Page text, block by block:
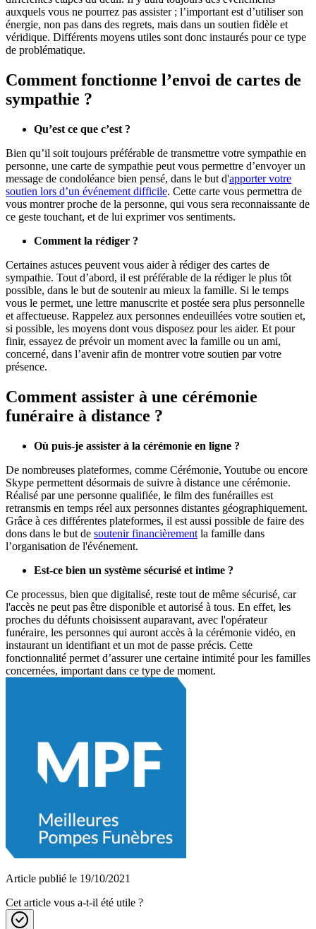
auxquels vous ne pourrez pas assister ; l’important est d’utiliser son
énergie, non pas dans des regrets, mais dans un soutien fidèle et
véridique. Différents moyens utiles sont donc instaurés pour ce type
de problématique.
Comment fonctionne l’envoi de cartes de
sympathie ?
Qu’est ce que c’est ?
Bien qu’il soit toujours préférable de transmettre votre sympathie en
personne, une carte de sympathie peut vous permettre d’envoyer un
message de condoléance bien pensé, dans le but d'apporter votre
soutien lors d’un événement difficile. Cette carte vous permettra de
vous montrer proche de la personne, qui vous sera reconnaissante de
ce geste touchant, et de lui exprimer vos sentiments.
Comment la rédiger ?
Certaines astuces peuvent vous aider à rédiger des cartes de
sympathie. Tout d’abord, il est préférable de la rédiger le plus tôt
possible, dans le but de soutenir au mieux la famille. Si le temps
vous le permet, une lettre manuscrite et postée sera plus personnelle
et affectueuse. Rappelez aux personnes endeuillées votre soutien et,
si possible, les moyens dont vous disposez pour les aider. Et pour
finir, essayez de prévoir un moment avec la famille ou un ami,
concerné, dans l’avenir afin de montrer votre soutien par votre
présence.
Comment assister à une cérémonie
funéraire à distance ?
Où puis-je assister à la cérémonie en ligne ?
De nombreuses plateformes, comme Cérémonie, Youtube ou encore
Skype permettent désormais de suivre à distance une cérémonie.
Réalisé par une personne qualifiée, le film des funérailles est
retransmis en temps réel aux personnes distantes géographiquement.
Grâce à ces différentes plateformes, il est aussi possible de faire des
dons dans le but de soutenir financièrement la famille dans
l’organisation de l'événement.
Est-ce bien un système sécurisé et intime ?
Ce processus, bien que digitalisé, reste tout de même sécurisé, car
l'accès ne peut pas être disponible et autorisé à tous. En effet, les
proches du défunts choisissent auparavant, avec l'opérateur
funéraire, les personnes qui auront accès à la cérémonie vidéo, en
instaurant un identifiant et un mot de passe précis. Cette
fonctionnalité permet d’assurer une certaine intimité pour les familles
concernées, important dans ce type de moment.
Article publié le 19/10/2021
Cet article vous a-t-il été utile ?